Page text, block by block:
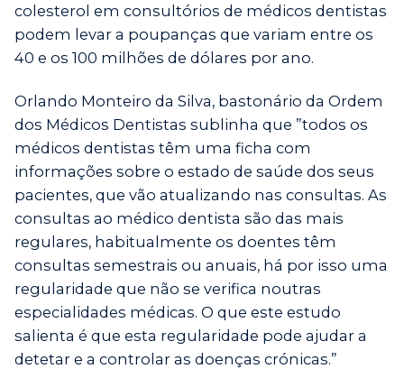
colesterol em consultórios de médicos dentistas
podem levar a poupanças que variam entre os
40 e os 100 milhões de dólares por ano.
Orlando Monteiro da Silva, bastonário da Ordem
dos Médicos Dentistas sublinha que ”todos os
médicos dentistas têm uma ficha com
informações sobre o estado de saúde dos seus
pacientes, que vão atualizando nas consultas. As
consultas ao médico dentista são das mais
regulares, habitualmente os doentes têm
consultas semestrais ou anuais, há por isso uma
regularidade que não se verifica noutras
especialidades médicas. O que este estudo
salienta é que esta regularidade pode ajudar a
detetar e a controlar as doenças crónicas.”